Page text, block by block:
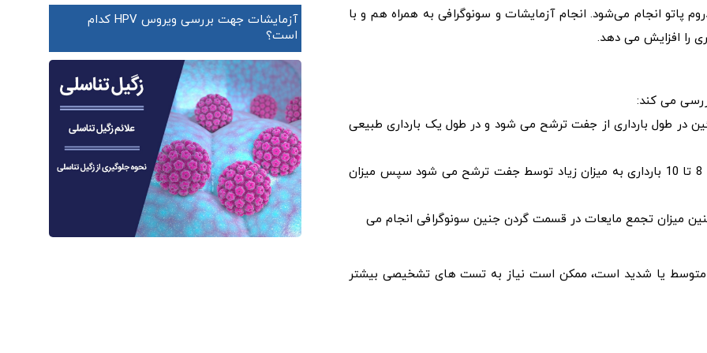
پاتو انجام می‌شود. انجام آزمایشات و سونوگرافی به همراه هم و با
را افزایش می‌ دهد.
می‌ کند:
در طول بارداری از جفت ترشح می‌ شود و در طول یک بارداری طبیعی
این هورمون طی هفته 8 تا 10 بارداری به میزان زیاد توسط جفت ترشح می‌ شود سپس میزان
میزان تجمع مایعات در قسمت گردن جنین سونوگرافی انجام می‌
متوسط یا شدید است، ممکن است نیاز به تست‌ های تشخیصی بیشتر
آزمایشات جهت بررسی ویروس HPV کدام
است؟